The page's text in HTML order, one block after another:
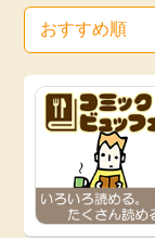
無料
即日還元
無料サ
エンタ
クレジ
暮らし